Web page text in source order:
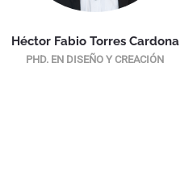
Héctor Fabio Torres Cardona
PHD. EN DISEÑO Y CREACIÓN